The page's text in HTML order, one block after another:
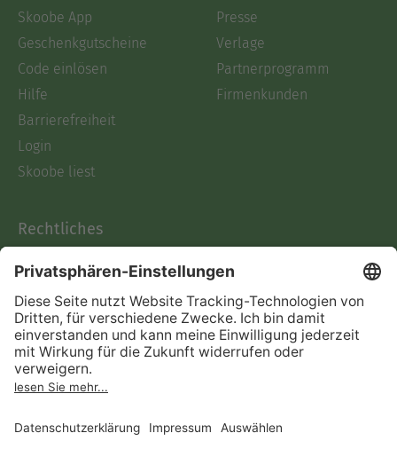
Skoobe App
Geschenkgutscheine
Code einlösen
Hilfe
Barrierefreiheit
Login
Skoobe liest
Presse
Verlage
Partnerprogramm
Firmenkunden
Rechtliches
AGB
Informationen nach Data
Act
Verträge hier kündigen
Impressum